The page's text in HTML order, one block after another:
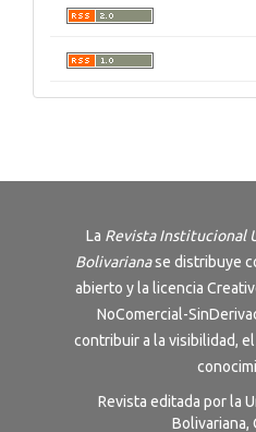
La Revista Institucional
Bolivarianase distribuye
abierto y la licencia
NoComercial-
contribuir a la visibilidad,
Revista editada por la
Bolivariana,